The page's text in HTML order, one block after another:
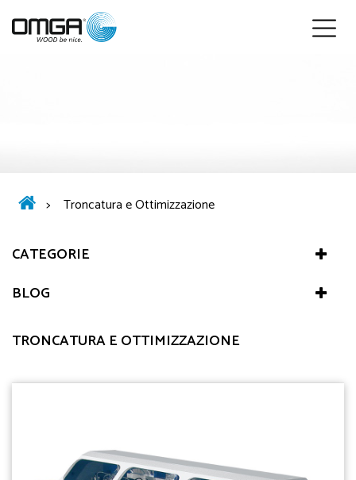
> Troncatura e Ottimizzazione
CATEGORIE
BLOG
TRONCATURA E OTTIMIZZAZIONE